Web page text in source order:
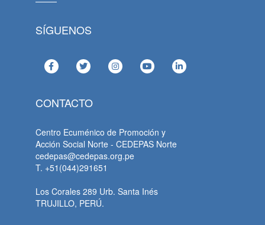
SÍGUENOS
CONTACTO
Centro Ecuménico de Promoción y
Acción Social Norte - CEDEPAS Norte
cedepas@cedepas.org.pe
T. +51(044)291651
Los Corales 289 Urb. Santa Inés
TRUJILLO, PERÚ.